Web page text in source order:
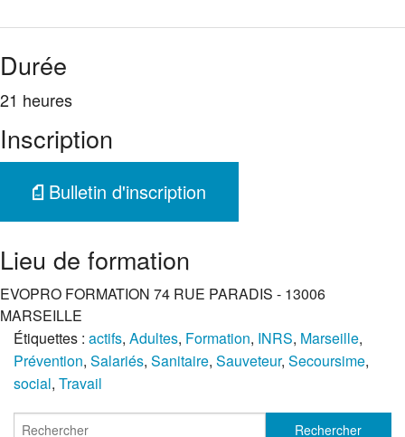
Durée
21 heures
Inscription
Bulletin d'inscription
Lieu de formation
EVOPRO FORMATION 74 RUE PARADIS - 13006
MARSEILLE
Étiquettes : actifs, Adultes, Formation, INRS, Marseille,
Prévention, Salariés, Sanitaire, Sauveteur, Secoursime,
social, Travail